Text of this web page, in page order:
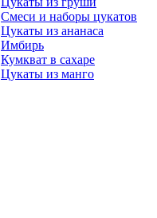
Смеси и наборы цукатов
Цукаты из ананаса
Имбирь
Кумкват в сахаре
Цукаты из манго